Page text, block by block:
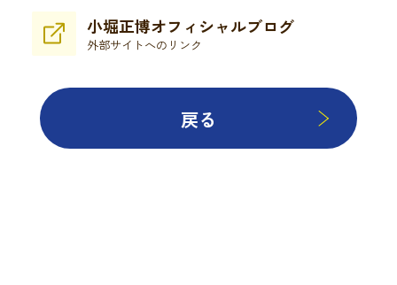
小堀正博オフィシャルブログ
外部サイトへのリンク
戻る